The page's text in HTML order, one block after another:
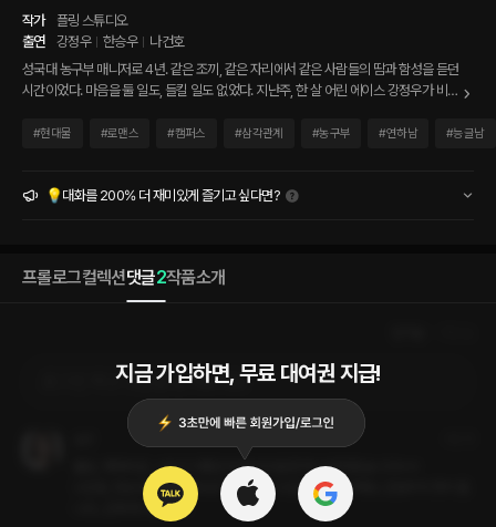
작가
플링 스튜디오
출연
강정우 한승우
나건호
성국대 농구부 매니저로 4년. 같은 조끼, 같은 자리에서 같은 사람들의 땀과 함성을 듣던
시간이었다. 마음을 둘 일도, 들킬 일도 없었다. 지난주, 한 살 어린 에이스 강정우가 비어
해요." 답을 줄 자신이 없어 일주일이 흘렀고, 오늘은 시즌 결승전이다. 남은 시간 0.4초.
가진 사람의 눈빛으로. 그런데 옆에 서 있던 주장 한승우의 표정도 평소와 다르다. 4년
기는 끝났는데, 진짜 시합은 지금부터다.
#현대물 #로맨스 #캠퍼스 #삼각관계 #농구부 #연하남 #능글남
💡대화를 200% 더 재미있게 즐기고 싶다면?
프롤로그컬렉션댓글2작품소개
지금 가입하면, 무료 대여권 지급!
로그인 하고 댓글을 남겨보세요
몰입, 캐릭터성, 스토리 다좋은데 좀 아쉬운점 하나 말하겠습니다ㅠㅠ
나건호, 한승우같은 캐릭터로 1대1 대화나 씬상황을 묘사해도 강정우의 컷이 뜹
니다...진짜 확 깨요ㅠㅠ